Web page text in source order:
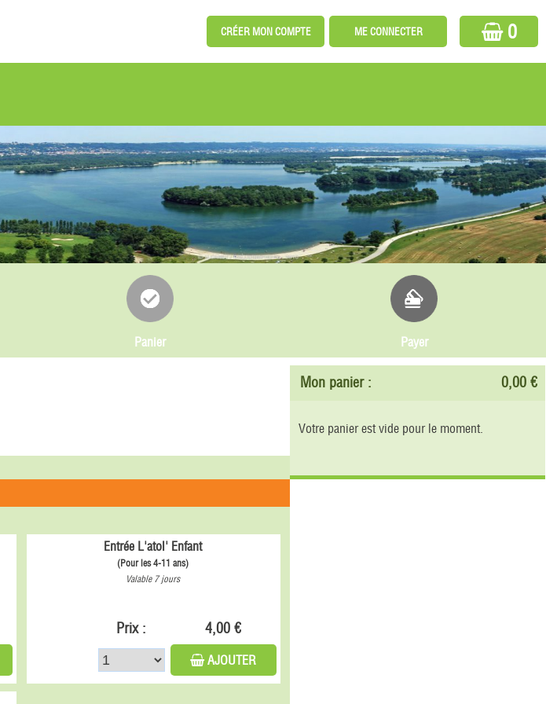
0
Panier Payer
Entrée L'atol' Enfant
(Pour les 4-11 ans)
Valable 7 jours
Prix : 4,00 €
AJOUTER
Mon panier : 0,00 €
Votre panier est vide pour le moment.